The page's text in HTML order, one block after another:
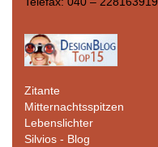
Zitante
Mitternachtsspitzen
Lebenslichter
Silvios - Blog